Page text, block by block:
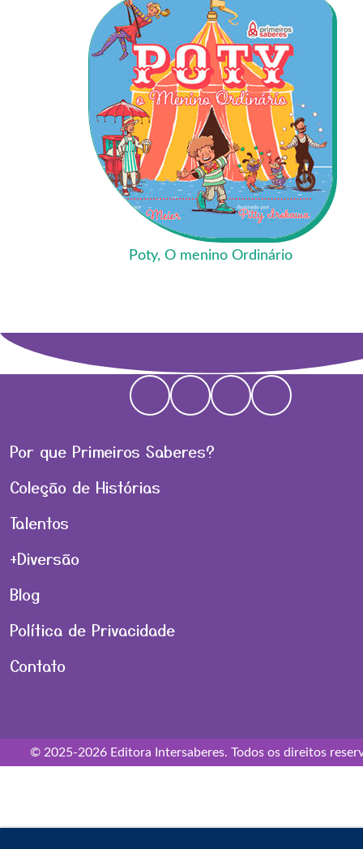
Poty, O menino Ordinário
Por que Primeiros Saberes?
Coleção de Histórias
Talentos
+Diversão
Blog
Política de Privacidade
Contato
© 2025-2026 Editora Intersaberes. Todos os direitos